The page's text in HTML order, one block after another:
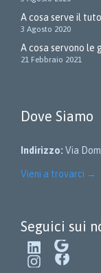
A cosa serve il
3 Agosto 2020
A cosa servono le
21 Febbraio 2021
Dove Siamo
Indirizzo: Via
Vieni a trovarci →
Seguici sui
LinkedIn Google
InstagramFacebook